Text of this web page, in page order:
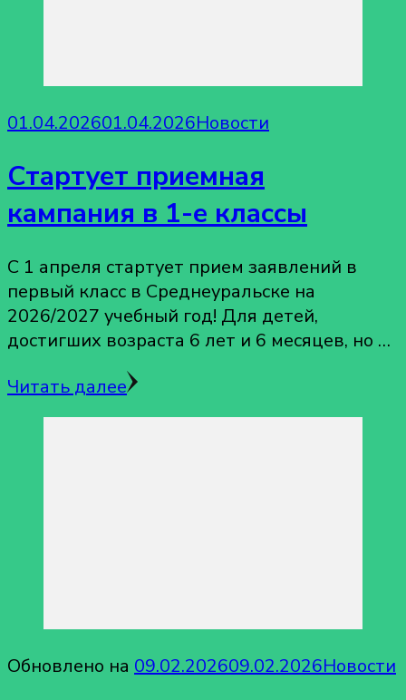
01.04.202601.04.2026Новости
Стартует приемная
кампания в 1-е классы
С 1 апреля стартует прием заявлений в
первый класс в Среднеуральске на
2026/2027 учебный год! Для детей,
достигших возраста 6 лет и 6 месяцев, но …
Читать далее
Обновлено на 09.02.202609.02.2026Новости